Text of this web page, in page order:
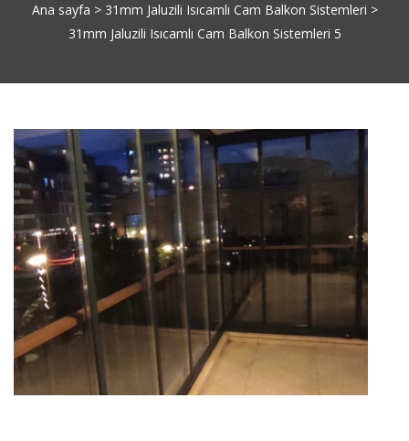
Ana sayfa > 31mm Jaluzili Isıcamlı Cam Balkon Sistemleri >
31mm Jaluzili Isıcamlı Cam Balkon Sistemleri 5